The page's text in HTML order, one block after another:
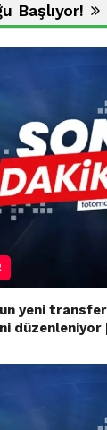
Başlıyor!
yeni
düzenleniyor